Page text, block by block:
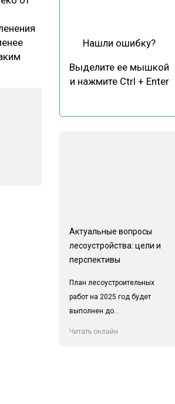
ТЕХНОЛОГИИ
ОТРАСЛЕВАЯ ДИСКУССИЯ
Нашли ошибку?
Выделите ее мышкой
и нажмите Ctrl + Enter
Актуальные вопросы
лесоустройства: цели и
перспективы
План лесоустроительных
работ на 2025 год будет
выполнен до...
Читать онлайн